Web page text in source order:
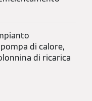
di calore,
di ricarica